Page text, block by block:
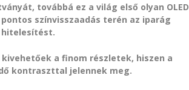
továbbá ez a világ első olyan OLED
színvisszaadás terén az iparág
hitelesítést.
a finom részletek, hiszen a
kontraszttal jelennek meg.